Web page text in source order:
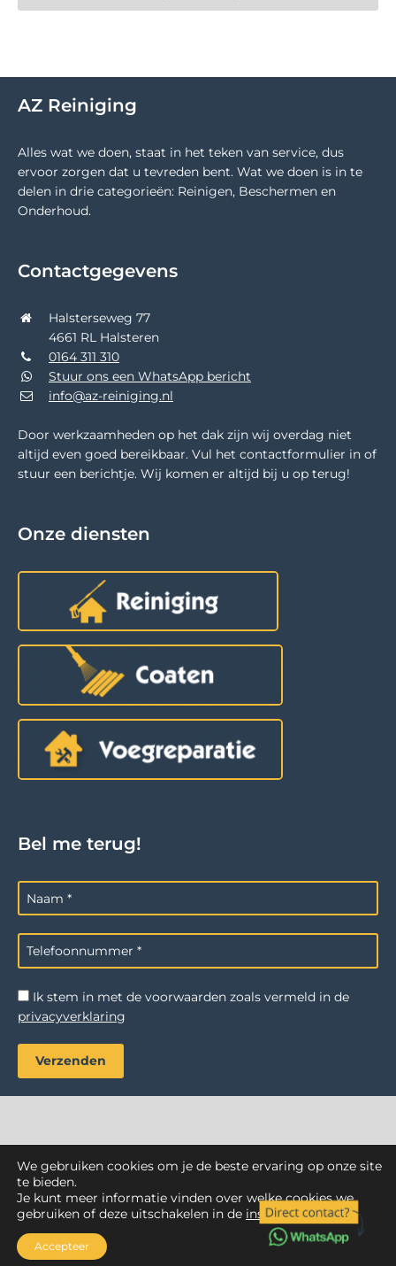
AZ Reiniging
Alles wat we doen, staat in het teken van service, dus
ervoor zorgen dat u tevreden bent. Wat we doen is in te
delen in drie categorieën: Reinigen, Beschermen en
Onderhoud.
Contactgegevens
Halsterseweg 77
4661 RL Halsteren
0164 311 310
Stuur ons een WhatsApp bericht
info@az-reiniging.nl
Door werkzaamheden op het dak zijn wij overdag niet
altijd even goed bereikbaar. Vul het contactformulier in of
stuur een berichtje. Wij komen er altijd bij u op terug!
Onze diensten
Bel me terug!
Ik stem in met de voorwaarden zoals vermeld in de
privacyverklaring
AZ Reiniging. Alle rechten voorbehouden.
Webdesign Vanoo Media Privacyverklaring Sitemap
We gebruiken cookies om je de beste ervaring op onze site
te bieden.
Je kunt meer informatie vinden over welke cookies we
gebruiken of deze uitschakelen in de instellingen.
Accepteer